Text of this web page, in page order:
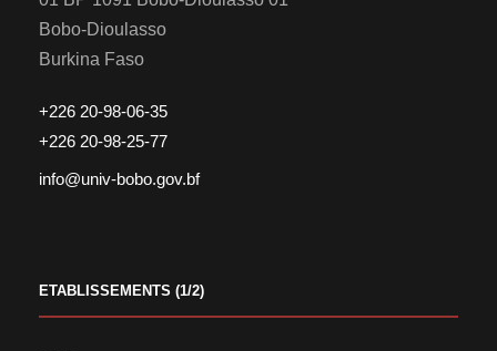
Bobo-Dioulasso
Burkina Faso
+226 20-98-06-35
+226 20-98-25-77
info@univ-bobo.gov.bf
ETABLISSEMENTS (1/2)